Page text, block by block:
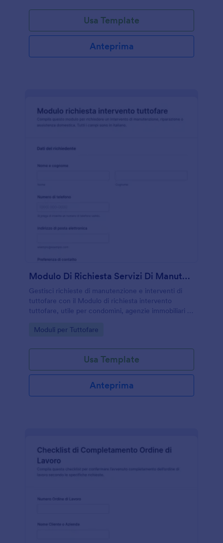
Usa Template
Anteprima
Modulo Di Richiesta Servizi Di Manutenzione
Gestisci richieste di manutenzione e interventi di
tuttofare con il Modulo di richiesta intervento
tuttofare, utile per condomìni, agenzie immobiliari e
priorità, appuntamenti e comunicazioni in un unico
Go to Category:
Moduli per Tuttofare
Usa Template
Anteprima